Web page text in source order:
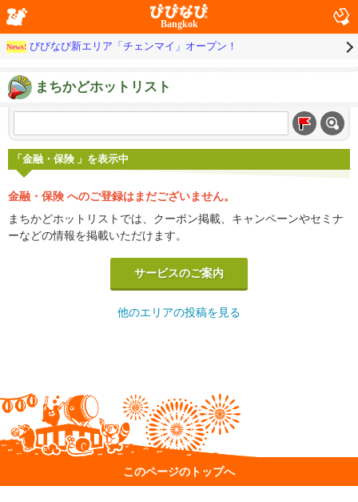
Bangkok
News! びびなび新エリア「チェンマイ」オープン！
まちかどホットリスト
「金融・保険 」を表示中
金融・保険 へのご登録はまだございません。
まちかどホットリストでは、クーポン掲載、キャンペーンやセミナ
ーなどの情報を掲載いただけます。
サービスのご案内
他のエリアの投稿を見る
このページのトップへ